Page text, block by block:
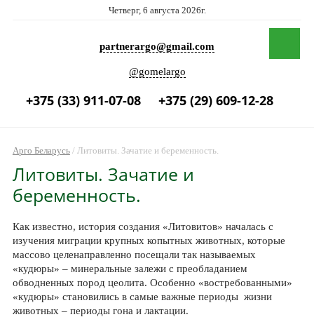
Четверг, 6 августа 2026г.
partnerargo@gmail.com
@gomelargo
+375 (33) 911-07-08 +375 (29) 609-12-28
Арго Беларусь/ Литовиты. Зачатие и беременность.
Литовиты. Зачатие и
беременность.
Как известно, история создания «Литовитов» началась с
изучения миграции крупных копытных животных, которые
массово целенаправленно посещали так называемых
«кудюры» – минеральные залежи с преобладанием
обводненных пород цеолита. Особенно «востребованными»
«кудюры» становились в самые важные периоды жизни
животных – периоды гона и лактации.